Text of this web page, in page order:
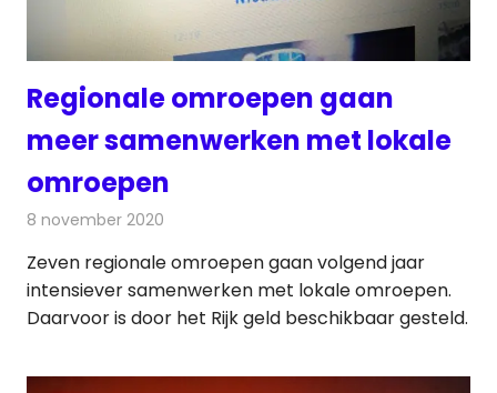
Regionale omroepen gaan
meer samenwerken met lokale
omroepen
8 november 2020
Zeven regionale omroepen gaan volgend jaar
intensiever samenwerken met lokale omroepen.
Daarvoor is door het Rijk geld beschikbaar gesteld.